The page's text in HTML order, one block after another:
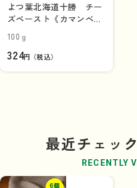
よつ葉北海道十勝 チー
ズペースト《カマンベー
ルチーズ入り》
100ｇ
324円（税込）
最近チェッ
RECENTLY